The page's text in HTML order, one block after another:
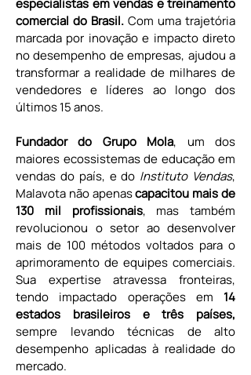
especialistas em vendas e treinamento
comercial do Brasil. Com uma trajetória
marcada por inovação e impacto direto
no desempenho de empresas, ajudou a
transformar a realidade de milhares de
vendedores e líderes ao longo dos
últimos 15 anos.
Fundador do Grupo Mola, um dos
maiores ecossistemas de educação em
vendas do país, e do Instituto Vendas,
Malavota não apenas capacitou mais de
130 mil profissionais, mas também
revolucionou o setor ao desenvolver
mais de 100 métodos voltados para o
aprimoramento de equipes comerciais.
Sua expertise atravessa fronteiras,
tendo impactado operações em 14
estados brasileiros e três países,
sempre levando técnicas de alto
desempenho aplicadas à realidade do
mercado.